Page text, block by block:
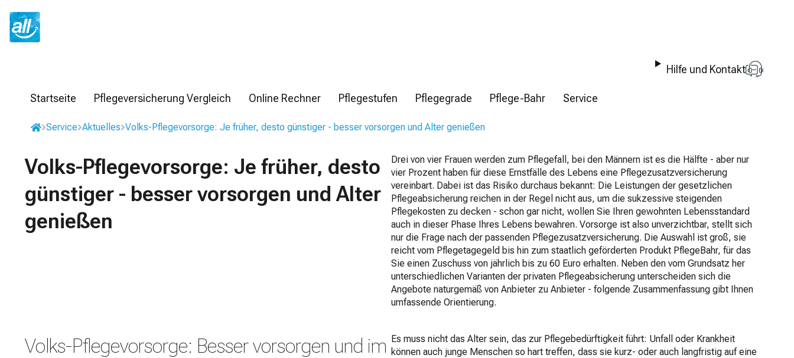
Startseite Pflegeversicherung Vergleich Online Rechner Pflegestufen Pflegegrade Pflege-Bahr Service
Hilfe und Kontakt
Service Aktuelles Volks-Pflegevorsorge: Je früher, desto günstiger - besser vorsorgen und Alter genießen
Volks-Pflegevorsorge: Je früher, desto
günstiger - besser vorsorgen und Alter
genießen
Drei von vier Frauen werden zum Pflegefall, bei den Männern ist es die Hälfte - aber nur
vier Prozent haben für diese Ernstfälle des Lebens eine Pflegezusatzversicherung
vereinbart. Dabei ist das Risiko durchaus bekannt: Die Leistungen der gesetzlichen
Pflegeabsicherung reichen in der Regel nicht aus, um die sukzessive steigenden
Pflegekosten zu decken - schon gar nicht, wollen Sie Ihren gewohnten Lebensstandard
auch in dieser Phase Ihres Lebens bewahren. Vorsorge ist also unverzichtbar, stellt sich
nur die Frage nach der passenden Pflegezusatzversicherung. Die Auswahl ist groß, sie
reicht vom Pflegetagegeld bis hin zum staatlich geförderten Produkt PflegeBahr, für das
Sie einen Zuschuss von jährlich bis zu 60 Euro erhalten. Neben den vom Grundsatz her
unterschiedlichen Varianten der privaten Pflegeabsicherung unterscheiden sich die
Angebote naturgemäß von Anbieter zu Anbieter - folgende Zusammenfassung gibt Ihnen
umfassende Orientierung.
Volks-Pflegevorsorge: Besser vorsorgen und im Es muss nicht das Alter sein, das zur Pflegebedürftigkeit führt: Unfall oder Krankheit
können auch junge Menschen so hart treffen, dass sie kurz- oder auch langfristig auf eine